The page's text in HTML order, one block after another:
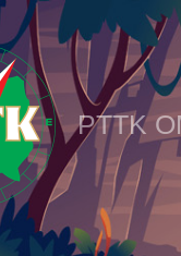
PTTK